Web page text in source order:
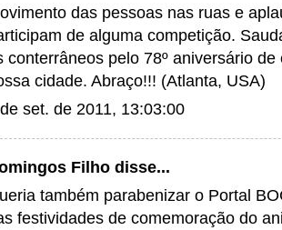
das pessoas nas ruas e
de alguma competição.
conterrâneos pelo 78º aniversário
cidade. Abraço!!! (Atlanta, USA)
set. de 2011, 13:03:00
Filho disse...
também parabenizar o Portal
festividades de comemoração do